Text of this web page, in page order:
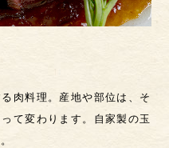
肉料理。産地や部位は、そ
て変わります。 自家製の玉